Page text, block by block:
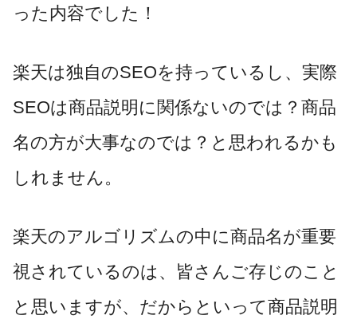
った内容でした！
楽天は独自のSEOを持っているし、実際
SEOは商品説明に関係ないのでは？商品
名の方が大事なのでは？と思われるかも
しれません。
楽天のアルゴリズムの中に商品名が重要
視されているのは、皆さんご存じのこと
と思いますが、だからといって商品説明